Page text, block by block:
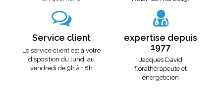
Service client
Le service client est à votre
disposition du lundi au
vendredi de 9h à 18h
expertise depuis
1977
Jacques David
florathérapeute et
énergéticien